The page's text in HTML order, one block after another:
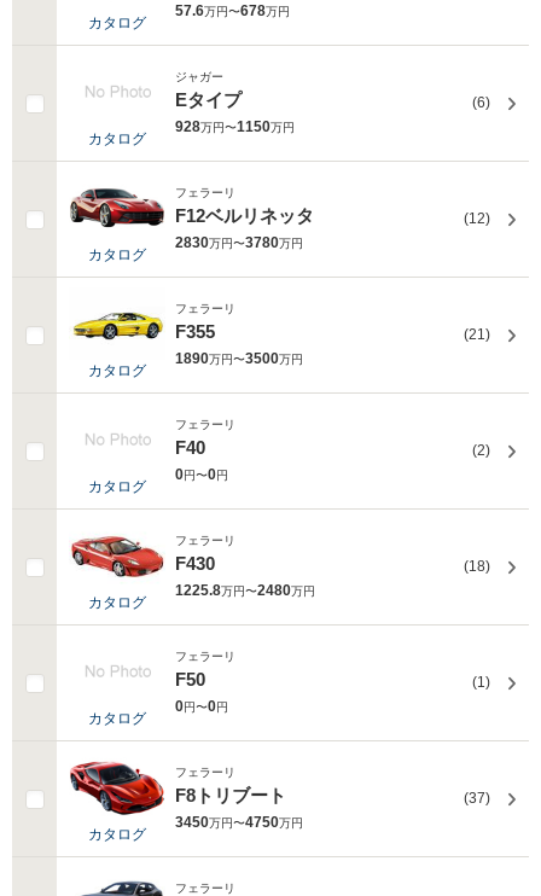
カタログ
57.6万円〜678万円
カタログ
ジャガー
Eタイプ
928万円〜1150万円
(6)
カタログ
フェラーリ
F12ベルリネッタ
2830万円〜3780万円
(12)
カタログ
フェラーリ
F355
1890万円〜3500万円
(21)
カタログ
フェラーリ
F40
0円〜0円
(2)
カタログ
フェラーリ
F430
1225.8万円〜2480万円
(18)
カタログ
フェラーリ
F50
0円〜0円
(1)
カタログ
フェラーリ
F8トリブート
3450万円〜4750万円
(37)
フェラーリ